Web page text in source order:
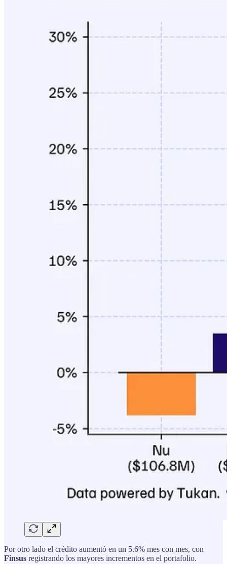
Por otro lado el crédito aumentó en un 5.6% mes con mes, con
Finsus registrando los mayores incrementos en el portafolio.